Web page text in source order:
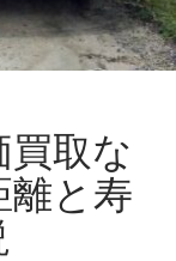
取な
離と寿